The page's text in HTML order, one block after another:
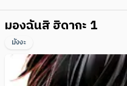
มองฉันสิ ฮิดากะ 1
มังงะ